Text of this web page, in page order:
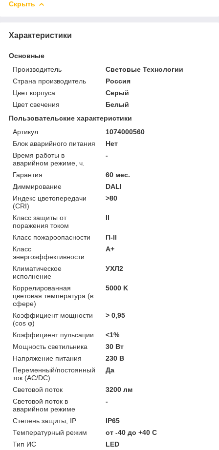
Скрыть
Характеристики
Основные
Производитель
Световые Технологии
Страна производитель
Россия
Цвет корпуса
Серый
Цвет свечения
Белый
Пользовательские характеристики
Артикул
1074000560
Блок аварийного питания
Нет
Время работы в
аварийном режиме, ч.
-
Гарантия
60 мес.
Диммирование
DALI
Индекс цветопередачи
(CRI)
>80
Класс защиты от
поражения током
II
Класс пожароопасности
П-ІІ
Класс
энергоэффективности
A+
Климатическое
исполнение
УХЛ2
Коррелированная
цветовая температура (в
сфере)
5000 K
Коэффициент мощности
(cos φ)
> 0,95
Коэффициент пульсации
<1%
Мощность светильника
30 Вт
Напряжение питания
230 В
Переменный/постоянный
ток (AC/DC)
Да
Световой поток
3200 лм
Световой поток в
аварийном режиме
-
Степень защиты, IP
IP65
Температурный режим
от -40 до +40 C
Тип ИС
LED